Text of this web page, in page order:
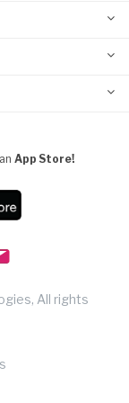
App Store!
All rights